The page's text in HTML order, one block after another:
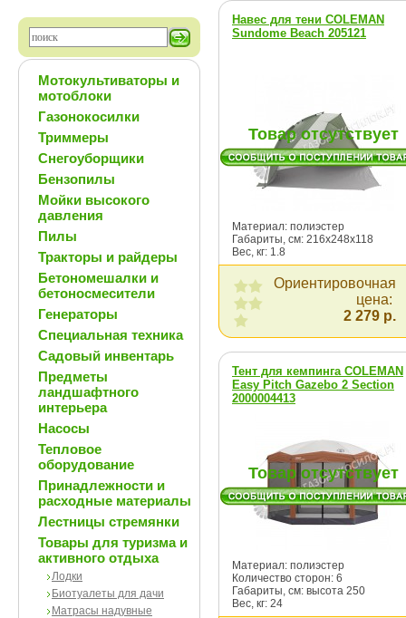
Мотокультиваторы и
мотоблоки
Газонокосилки
Триммеры
Снегоуборщики
Бензопилы
Мойки высокого
давления
Пилы
Тракторы и райдеры
Бетономешалки и
бетоносмесители
Генераторы
Специальная техника
Садовый инвентарь
Предметы
ландшафтного
интерьера
Насосы
Тепловое
оборудование
Принадлежности и
расходные материалы
Лестницы стремянки
Товары для туризма и
активного отдыха
Лодки
Биотуалеты для дачи
Матрасы надувные
Навес для тени COLEMAN
Sundome Beach 205121
Товар отсутствует
Материал: полиэстер
Габариты, см: 216х248х118
Вес, кг: 1.8
Ориентировочная
цена:
2 279 р.
Тент для кемпинга COLEMAN
Easy Pitch Gazebo 2 Section
2000004413
Товар отсутствует
Материал: полиэстер
Количество сторон: 6
Габариты, см: высота 250
Вес, кг: 24